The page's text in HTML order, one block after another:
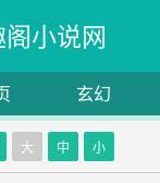
小说网
玄幻
大 中 小